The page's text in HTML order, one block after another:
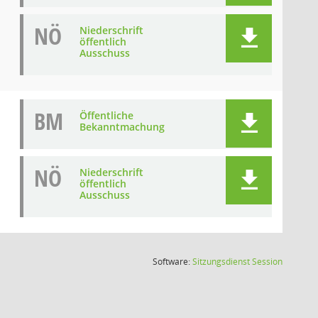
NÖ
Niederschrift
öffentlich
Ausschuss
BM
Öffentliche
Bekanntmachung
NÖ
Niederschrift
öffentlich
Ausschuss
Software:SitzungsdienstSession(Wird in